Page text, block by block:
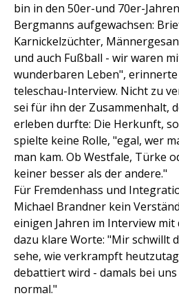
bin in den 50er-und 70er-
Bergmanns aufgewachsen:
Karnickelzüchter,
und auch Fußball - wir waren
wunderbaren Leben",
teleschau-Interview. Nicht zu
sei für ihn der Zusammenhalt,
erleben durfte: Die Herkunft,
spielte keine Rolle, "egal, wer
man kam. Ob Westfale, Türke
keiner besser als der andere."
Für Fremdenhass und
Michael Brandner kein
einigen Jahren im Interview
dazu klare Worte: "Mir schwillt
sehe, wie verkrampft
debattiert wird - damals bei
normal."